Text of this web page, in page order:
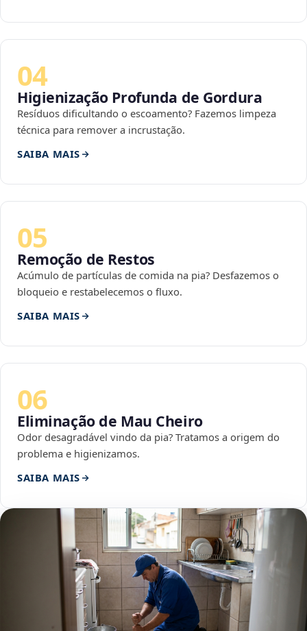
04
Higienização Profunda de Gordura
Resíduos dificultando o escoamento? Fazemos limpeza
técnica para remover a incrustação.
SAIBA MAIS
05
Remoção de Restos
Acúmulo de partículas de comida na pia? Desfazemos o
bloqueio e restabelecemos o fluxo.
SAIBA MAIS
06
Eliminação de Mau Cheiro
Odor desagradável vindo da pia? Tratamos a origem do
problema e higienizamos.
SAIBA MAIS